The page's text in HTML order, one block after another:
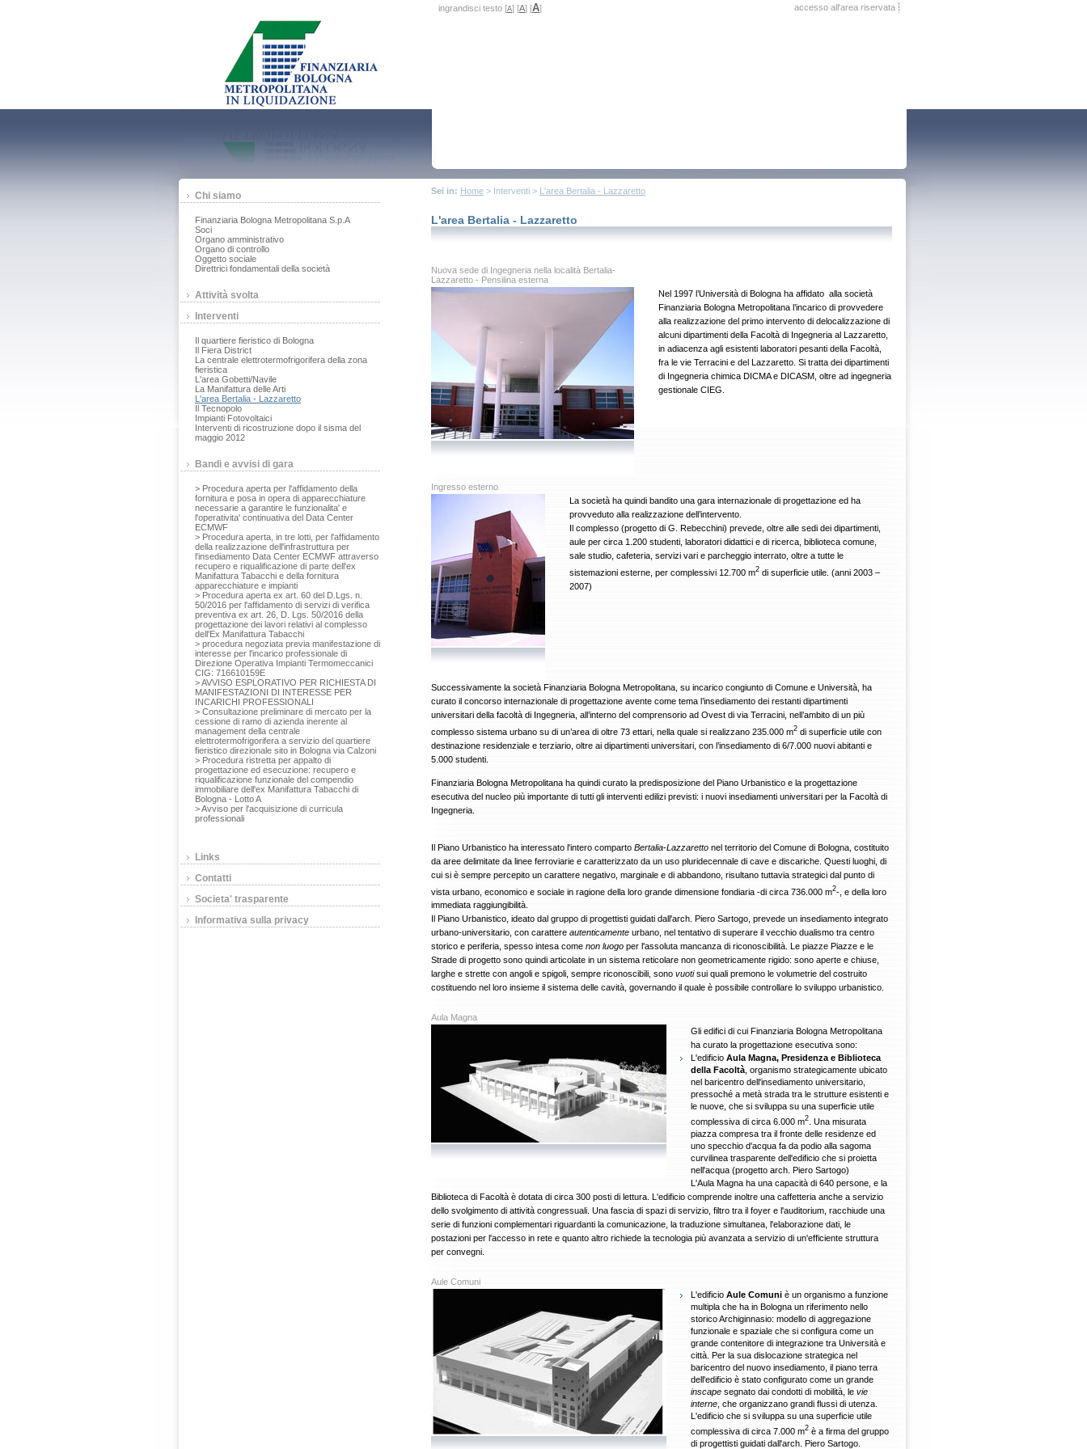
ingrandisci testo [A] [A] [A] accesso all'area riservata
Chi siamo
Finanziaria Bologna Metropolitana S.p.A
Soci
Organo amministrativo
Organo di controllo
Oggetto sociale
Direttrici fondamentali della società
Attività svolta
Interventi
Il quartiere fieristico di Bologna
Il Fiera District
La centrale elettrotermofrigorifera della zona
fieristica
L'area Gobetti/Navile
La Manifattura delle Arti
L'area Bertalia - Lazzaretto
Il Tecnopolo
Impianti Fotovoltaici
Interventi di ricostruzione dopo il sisma del
maggio 2012
Bandi e avvisi di gara
> Procedura aperta per l'affidamento della
fornitura e posa in opera di apparecchiature
necessarie a garantire le funzionalita' e
l'operativita' continuativa del Data Center
ECMWF
> Procedura aperta, in tre lotti, per l'affidamento
della realizzazione dell'infrastruttura per
l'insediamento Data Center ECMWF attraverso
recupero e riqualificazione di parte dell'ex
Manifattura Tabacchi e della fornitura
apparecchiature e impianti
> Procedura aperta ex art. 60 del D.Lgs. n.
50/2016 per l'affidamento di servizi di verifica
preventiva ex art. 26, D. Lgs. 50/2016 della
progettazione dei lavori relativi al complesso
dell'Ex Manifattura Tabacchi
> procedura negoziata previa manifestazione di
interesse per l'incarico professionale di
Direzione Operativa Impianti Termomeccanici
CIG: 716610159E
> AVVISO ESPLORATIVO PER RICHIESTA DI
MANIFESTAZIONI DI INTERESSE PER
INCARICHI PROFESSIONALI
> Consultazione preliminare di mercato per la
cessione di ramo di azienda inerente al
management della centrale
elettrotermofrigorifera a servizio del quartiere
fieristico direzionale sito in Bologna via Calzoni
> Procedura ristretta per appalto di
progettazione ed esecuzione: recupero e
riqualificazione funzionale del compendio
immobiliare dell'ex Manifattura Tabacchi di
Bologna - Lotto A
> Avviso per l'acquisizione di curricula
professionali
Links
Contatti
Societa' trasparente
Informativa sulla privacy
Sei in: Home > Interventi > L'area Bertalia - Lazzaretto
L'area Bertalia - Lazzaretto
Nuova sede di Ingegneria nella località Bertalia-
Lazzaretto - Pensilina esterna
Nel 1997 l’Università di Bologna ha affidato alla società
Finanziaria Bologna Metropolitana l’incarico di provvedere
alla realizzazione del primo intervento di delocalizzazione di
alcuni dipartimenti della Facoltà di Ingegneria al Lazzaretto,
in adiacenza agli esistenti laboratori pesanti della Facoltà,
fra le vie Terracini e del Lazzaretto. Si tratta dei dipartimenti
di Ingegneria chimica DICMA e DICASM, oltre ad ingegneria
gestionale CIEG.
Ingresso esterno
La società ha quindi bandito una gara internazionale di progettazione ed ha
provveduto alla realizzazione dell’intervento.
Il complesso (progetto di G. Rebecchini) prevede, oltre alle sedi dei dipartimenti,
aule per circa 1.200 studenti, laboratori didattici e di ricerca, biblioteca comune,
sale studio, cafeteria, servizi vari e parcheggio interrato, oltre a tutte le
sistemazioni esterne, per complessivi 12.700 m2 di superficie utile. (anni 2003 –
2007)
Successivamente la società Finanziaria Bologna Metropolitana, su incarico congiunto di Comune e Università, ha
curato il concorso internazionale di progettazione avente come tema l’insediamento dei restanti dipartimenti
universitari della facoltà di Ingegneria, all’interno del comprensorio ad Ovest di via Terracini, nell’ambito di un più
complesso sistema urbano su di un’area di oltre 73 ettari, nella quale si realizzano 235.000 m2 di superficie utile con
destinazione residenziale e terziario, oltre ai dipartimenti universitari, con l’insediamento di 6/7.000 nuovi abitanti e
5.000 studenti.
Finanziaria Bologna Metropolitana ha quindi curato la predisposizione del Piano Urbanistico e la progettazione
esecutiva del nucleo più importante di tutti gli interventi edilizi previsti: i nuovi insediamenti universitari per la Facoltà di
Ingegneria.
Il Piano Urbanistico ha interessato l'intero comparto Bertalia-Lazzaretto nel territorio del Comune di Bologna, costituito
da aree delimitate da linee ferroviarie e caratterizzato da un uso pluridecennale di cave e discariche. Questi luoghi, di
cui si è sempre percepito un carattere negativo, marginale e di abbandono, risultano tuttavia strategici dal punto di
vista urbano, economico e sociale in ragione della loro grande dimensione fondiaria -di circa 736.000 m2-, e della loro
immediata raggiungibilità.
Il Piano Urbanistico, ideato dal gruppo di progettisti guidati dall'arch. Piero Sartogo, prevede un insediamento integrato
urbano-universitario, con carattere autenticamente urbano, nel tentativo di superare il vecchio dualismo tra centro
storico e periferia, spesso intesa come non luogo per l'assoluta mancanza di riconoscibilità. Le piazze Piazze e le
Strade di progetto sono quindi articolate in un sistema reticolare non geometricamente rigido: sono aperte e chiuse,
larghe e strette con angoli e spigoli, sempre riconoscibili, sono vuotisui quali premono le volumetrie del costruito
costituendo nel loro insieme il sistema delle cavità, governando il quale è possibile controllare lo sviluppo urbanistico.
Aula Magna
Gli edifici di cui Finanziaria Bologna Metropolitana
ha curato la progettazione esecutiva sono:
L'edificio Aula Magna, Presidenza e Biblioteca
della Facoltà , organismo strategicamente ubicato
nel baricentro dell'insediamento universitario,
pressoché a metà strada tra le strutture esistenti e
le nuove, che si sviluppa su una superficie utile
complessiva di circa 6.000 m2 . Una misurata
piazza compresa tra il fronte delle residenze ed
uno specchio d'acqua fa da podio alla sagoma
curvilinea trasparente dell'edificio che si proietta
nell'acqua (progetto arch. Piero Sartogo)
L'Aula Magna ha una capacità di 640 persone, e la
Biblioteca di Facoltà è dotata di circa 300 posti di lettura. L'edificio comprende inoltre una caffetteria anche a servizio
dello svolgimento di attività congressuali. Una fascia di spazi di servizio, filtro tra il foyer e l'auditorium, racchiude una
serie di funzioni complementari riguardanti la comunicazione, la traduzione simultanea, l'elaborazione dati, le
postazioni per l'accesso in rete e quanto altro richiede la tecnologia più avanzata a servizio di un'efficiente struttura
per convegni.
Aule Comuni
L'edificio Aule Comuni è un organismo a funzione
multipla che ha in Bologna un riferimento nello
storico Archiginnasio: modello di aggregazione
funzionale e spaziale che si configura come un
grande contenitore di integrazione tra Università e
città. Per la sua dislocazione strategica nel
baricentro del nuovo insediamento, il piano terra
dell'edificio è stato configurato come un grande
inscape segnato dai condotti di mobilità, le vie
interne , che organizzano grandi flussi di utenza.
L'edificio che si sviluppa su una superficie utile
complessiva di circa 7.000 m2 è a firma del gruppo
di progettisti guidati dall'arch. Piero Sartogo.